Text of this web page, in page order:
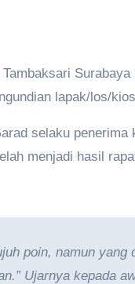
lapak/los/
selaku
menjadi hasil
poin, namun
Ujarnya kepada